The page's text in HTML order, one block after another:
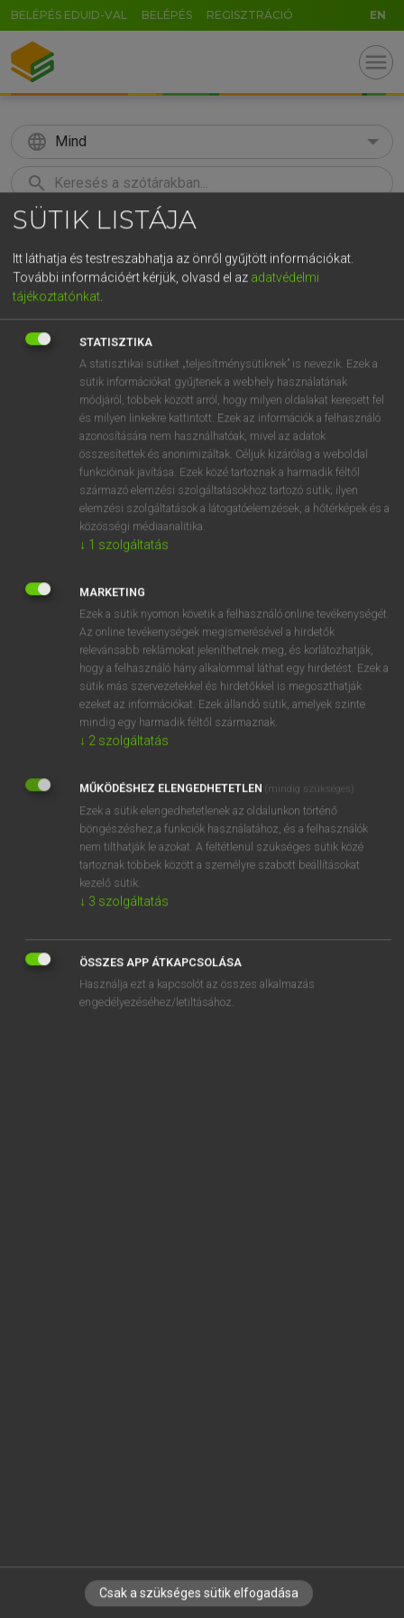
BELÉPÉS EDUID-VAL BELÉPÉS REGISZTRÁCIÓ EN
menu
language Mind
search
KERESÉS
Európai uniós terminológiai szótár
VAN ELŐFIZETÉSED?
Van előfizetésem a teljes szócikk megtekintéséhez.
BELÉPÉS
NINCS ELŐFIZETÉSED?
Nincs regisztrációm és előfizetésem. A szótár 2 órás,
díjmentes próbaverziójának elindításához regisztrálok és
belépek.
REGISZTRÁCIÓ
EURÓPAI UNIÓS TERMINOLÓGIAI SZÓTÁR
Kapcsolódó anyagok
CO2-Emissionen
CO2 emissions
IRATKOZZ FEL HÍRLEVELÜNKRE!
SÜTIK LISTÁJA
Itt láthatja és testreszabhatja az önről gyűjtött információkat.
További információért kérjük, olvasd el az adatvédelmi
tájékoztatónkat.
STATISZTIKA
A statisztikai sütiket „teljesítménysütiknek” is nevezik. Ezek a
sütik információkat gyűjtenek a webhely használatának
módjáról, többek között arról, hogy milyen oldalakat keresett fel
és milyen linkekre kattintott. Ezek az információk a felhasználó
azonosítására nem használhatóak, mivel az adatok
összesítettek és anonimizáltak. Céljuk kizárólag a weboldal
funkcióinak javítása. Ezek közé tartoznak a harmadik féltől
származó elemzési szolgáltatásokhoz tartozó sütik; ilyen
elemzési szolgáltatások a látogatóelemzések, a hőtérképek és a
közösségi médiaanalitika.
↓ 1 szolgáltatás
MARKETING
Ezek a sütik nyomon követik a felhasználó online tevékenységét.
Az online tevékenységek megismerésével a hirdetők
relevánsabb reklámokat jeleníthetnek meg, és korlátozhatják,
hogy a felhasználó hány alkalommal láthat egy hirdetést. Ezek a
sütik más szervezetekkel és hirdetőkkel is megoszthatják
ezeket az információkat. Ezek állandó sütik, amelyek szinte
mindig egy harmadik féltől származnak.
↓ 2 szolgáltatás
MŰKÖDÉSHEZ ELENGEDHETETLEN (mindig szükséges)
Ezek a sütik elengedhetetlenek az oldalunkon történő
böngészéshez,a funkciók használatához, és a felhasználók
nem tilthatják le azokat. A feltétlenül szükséges sütik közé
tartoznak többek között a személyre szabott beállításokat
kezelő sütik.
↓ 3 szolgáltatás
ÖSSZES APP ÁTKAPCSOLÁSA
Használja ezt a kapcsolót az összes alkalmazás
engedélyezéséhez/letiltásához.
Csak a szükséges sütik elfogadása
GR
t z u i o p
g h j k l é á ű Ω
n m , . AltGr